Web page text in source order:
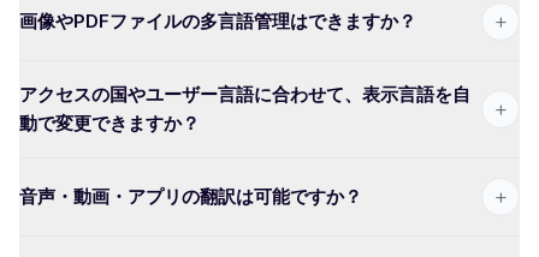
画像やPDFファイルの多言語管理はできますか？ +
アクセスの国やユーザー言語に合わせて、表示言語を自
動で変更できますか？
+
音声・動画・アプリの翻訳は可能ですか？ +